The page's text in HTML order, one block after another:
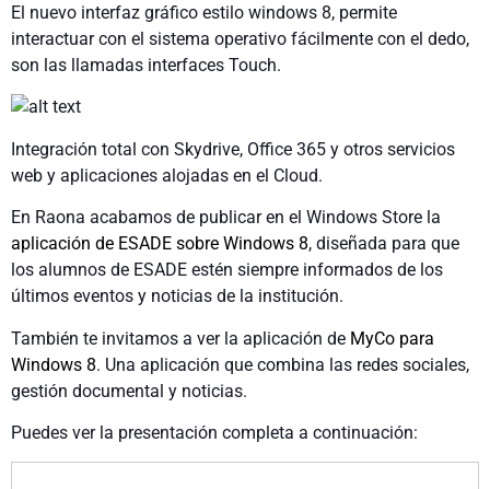
El nuevo interfaz gráfico estilo windows 8, permite
interactuar con el sistema operativo fácilmente con el dedo,
son las llamadas interfaces Touch.
Integración total con Skydrive, Office 365 y otros servicios
web y aplicaciones alojadas en el Cloud.
En Raona acabamos de publicar en el Windows Store la
aplicación de ESADE sobre Windows 8, diseñada para que
los alumnos de ESADE estén siempre informados de los
últimos eventos y noticias de la institución.
También te invitamos a ver la aplicación de MyCo para
Windows 8. Una aplicación que combina las redes sociales,
gestión documental y noticias.
Puedes ver la presentación completa a continuación: